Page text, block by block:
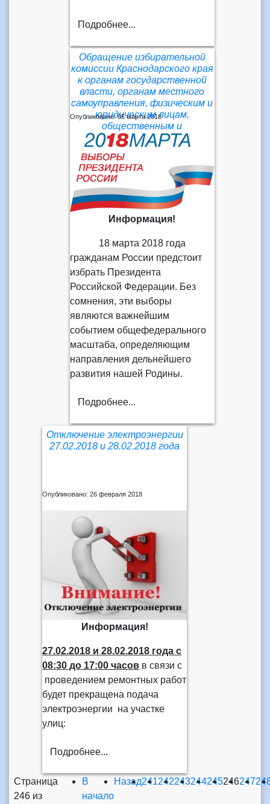
Подробнее...
Обращение избирательной
комиссии Краснодарского края
к органам государственной
власти, органам местного
самоуправления, физическим и
юридическим лицам,
общественным и
волонтерским организациям.
Опубликовано: 05 марта 2018
Информация!
18 марта 2018 года
гражданам России предстоит
избрать Президента
Российской Федерации. Без
сомнения, эти выборы
являются важнейшим
событием общефедерального
масштаба, определяющим
направления дельнейшего
развития нашей Родины.
Подробнее...
Отключение электроэнергии
27.02.2018 и 28.02.2018 года
Опубликовано: 26 февраля 2018
Информация!
27.02.2018 и28.02.2018 года с
08:30 до 17:00 часов в связи с
проведением ремонтных работ
будет прекращена подача
электроэнергии на участке
улиц:
Подробнее...
Страница
246 из
В
начало
Назад241242243244245246247